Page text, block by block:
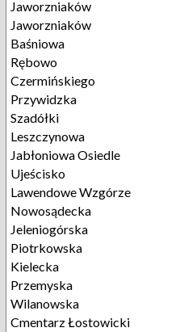
Jaworzniaków
Jaworzniaków
Baśniowa
Rębowo
Czermińskiego
Przywidzka
Szadółki
Leszczynowa
Jabłoniowa Osiedle
Ujeścisko
Lawendowe Wzgórze
Nowosądecka
Jeleniogórska
Piotrkowska
Kielecka
Przemyska
Wilanowska
Cmentarz Łostowicki